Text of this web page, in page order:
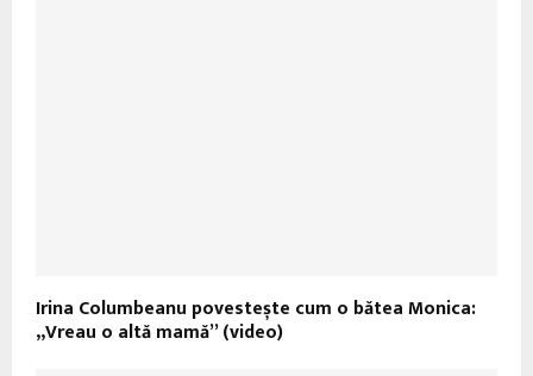
Irina Columbeanu povestește cum o bătea Monica:
„Vreau o altă mamă” (video)